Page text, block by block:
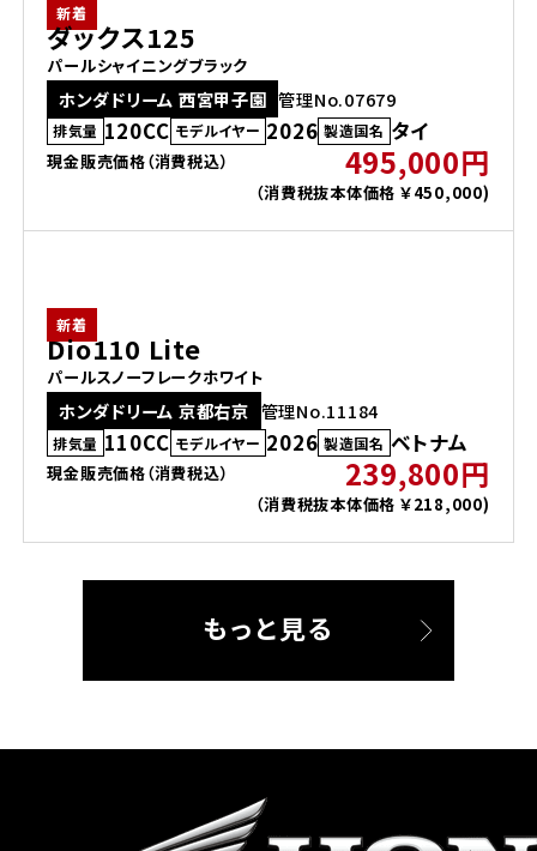
新着
ダックス125
パールシャイニングブラック
ホンダドリーム 西宮甲子園 管理No.07679
排気量 120CC モデルイヤー 2026 製造国名 タイ
現金販売価格（消費税込） 495,000円
（消費税抜本体価格 ￥450,000)
新着
Dio110 Lite
パールスノーフレークホワイト
ホンダドリーム 京都右京 管理No.11184
排気量 110CC モデルイヤー 2026 製造国名 ベトナム
現金販売価格（消費税込） 239,800円
（消費税抜本体価格 ￥218,000)
もっと見る